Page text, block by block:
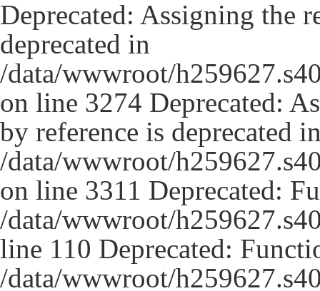
Deprecated: Assigning the
deprecated in
/data/wwwroot/
on line 3274 Deprecated:
by reference is deprecated
/data/wwwroot/
on line 3311 Deprecated:
/data/wwwroot/
line 110 Deprecated:
/data/wwwroot/